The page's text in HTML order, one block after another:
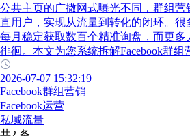
公共主页的广撒网式曝光不同，群组
直用户，实现从流量到转化的闭环。很
每月稳定获取数百个精准询盘，而更
徘徊。本文为您系统拆解Facebook群组
2026-07-07 15:32:19
Facebook群组营销
Facebook运营
私域流量